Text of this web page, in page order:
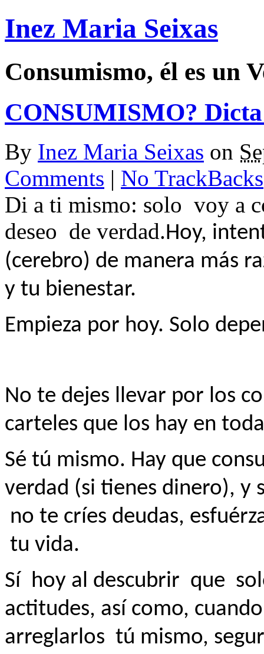
Inez Maria Seixas
Consumismo, él es un
CONSUMISMO?
By Inez Maria Seixas on
Comments | No TrackBacks
Di a ti mismo: solo voy a
deseo de verdad.Hoy,
(cerebro) de manera más
y tu bienestar.
Empieza por hoy. Solo
No te dejes llevar por los
carteles que los hay en
Sé tú mismo. Hay que
verdad (si tienes dinero), y
no te críes deudas,
tu vida.
Sí hoy al descubrir que
actitudes, así como,
arreglarlos tú mismo,